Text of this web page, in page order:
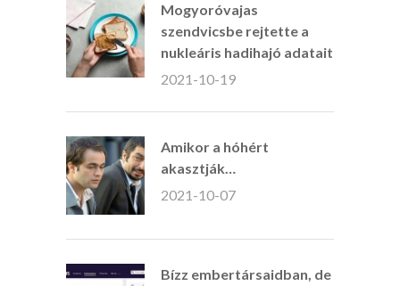
Mogyoróvajas
szendvicsbe rejtette a
nukleáris hadihajó adatait
2021-10-19
Amikor a hóhért
akasztják…
2021-10-07
Bízz embertársaidban, de